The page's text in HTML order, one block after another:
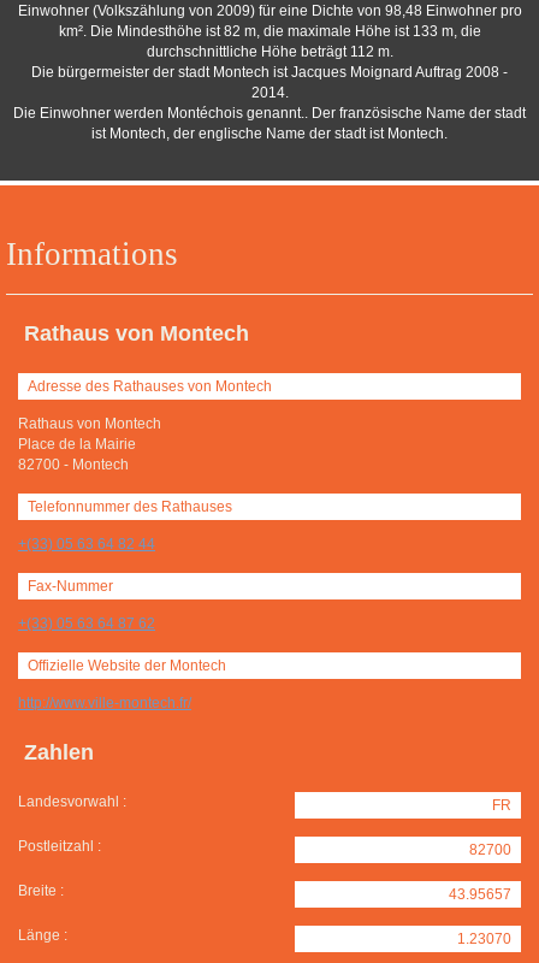
Informations
Rathaus von Montech
Adresse des Rathauses von Montech
Rathaus von Montech
Place de la Mairie
82700 - Montech
Telefonnummer des Rathauses
+(33) 05 63 64 82 44
Fax-Nummer
+(33) 05 63 64 87 62
Offizielle Website der Montech
http://www.ville-montech.fr/
Zahlen
Landesvorwahl : FR
Postleitzahl : 82700
Breite : 43.95657
Länge : 1.23070
Einwohner (Volkszählung von 2009) für eine Dichte von 98,48 Einwohner pro
km². Die Mindesthöhe ist 82 m, die maximale Höhe ist 133 m, die
durchschnittliche Höhe beträgt 112 m.
Die bürgermeister der stadt Montech ist Jacques Moignard Auftrag 2008 -
2014.
Die Einwohner werden Montéchois genannt.. Der französische Name der stadt
ist Montech, der englische Name der stadt ist Montech.